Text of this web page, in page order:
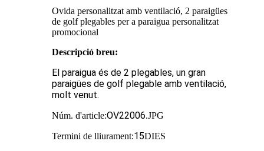
Ovida personalitzat amb ventilació, 2 paraigües
de golf plegables per a paraigua personalitzat
promocional
Descripció breu:
El paraigua és de 2 plegables, un gran
paraigües de golf plegable amb ventilació,
molt venut.
Núm. d'article:OV22006.JPG
Termini de lliurament:15DIES